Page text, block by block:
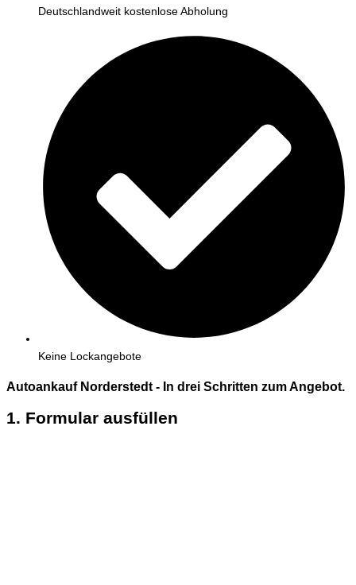
Deutschlandweit kostenlose Abholung
Keine Lockangebote
Autoankauf Norderstedt - In drei Schritten zum Angebot.
1. Formular ausfüllen